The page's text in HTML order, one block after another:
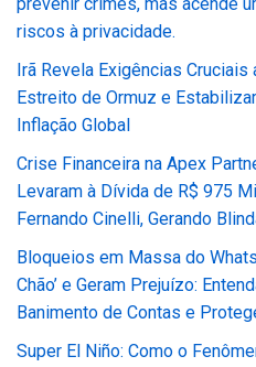
prevenir crimes, mas acende
riscos à privacidade.
Irã Revela Exigências Cruciais
Estreito de Ormuz e
Inflação Global
Crise Financeira na Apex
Levaram à Dívida de R$ 975
Fernando Cinelli, Gerando
Bloqueios em Massa do
Chão’ e Geram Prejuízo:
Banimento de Contas e
Super El Niño: Como o